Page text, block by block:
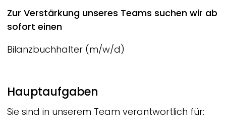
Zur Verstärkung unseres Teams suchen wir ab
sofort einen
Bilanzbuchhalter (m/w/d)
Hauptaufgaben
Sie sind in unserem Team verantwortlich für: